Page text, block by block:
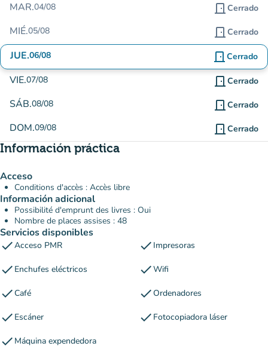
MAR.04/08 door_front Cerrado
MIÉ.05/08 door_front Cerrado
JUE.06/08 door_front Cerrado
VIE.07/08 door_front Cerrado
SÁB.08/08 door_front Cerrado
DOM.09/08 door_front Cerrado
Información práctica
Acceso
Conditions d'accès : Accès libre
Información adicional
Possibilité d'emprunt des livres : Oui
Nombre de places assises : 48
Servicios disponibles
checkAcceso PMR check Impresoras
check Enchufes eléctricos checkWifi
checkCafé checkOrdenadores
check Escáner check Fotocopiadora láser
check Máquina expendedora